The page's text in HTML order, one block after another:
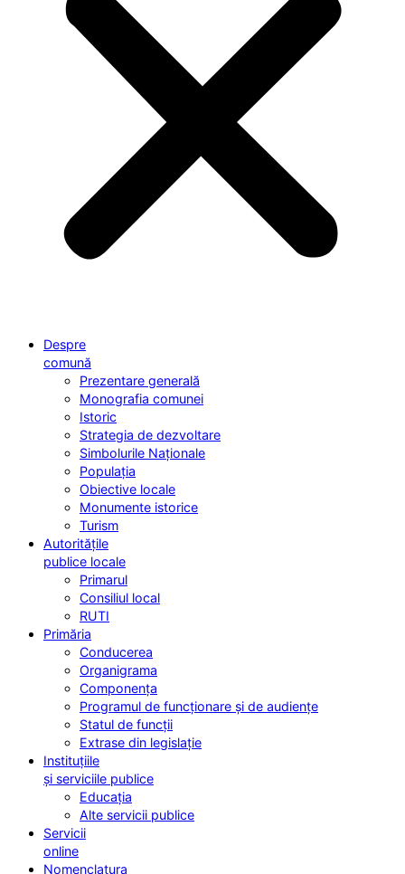
Despre
comună
Prezentare generală
Monografia comunei
Istoric
Strategia de dezvoltare
Simbolurile Naționale
Populația
Obiective locale
Monumente istorice
Turism
Autoritățile
publice locale
Primarul
Consiliul local
RUTI
Primăria
Conducerea
Organigrama
Componența
Programul de funcționare și de audiențe
Statul de funcții
Extrase din legislație
Instituțiile
și serviciile publice
Educația
Alte servicii publice
Servicii
online
Nomenclatura